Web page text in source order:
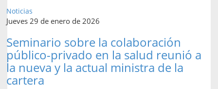
Noticias
Jueves 29 de enero de 2026
Seminario sobre la colaboración
público-privado en la salud reunió a
la nueva y la actual ministra de la
cartera